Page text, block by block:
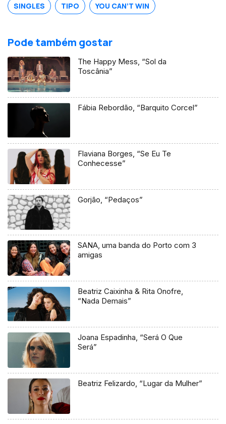
SINGLES TIPO YOU CAN’T WIN
Pode também gostar
The Happy Mess, “Sol da
Toscânia”
Fábia Rebordão, “Barquito Corcel”
Flaviana Borges, “Se Eu Te
Conhecesse”
Gorjão, “Pedaços”
SANA, uma banda do Porto com 3
amigas
Beatriz Caixinha & Rita Onofre,
“Nada Demais”
Joana Espadinha, “Será O Que
Será”
Beatriz Felizardo, “Lugar da Mulher”